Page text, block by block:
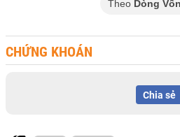
Theo Dòng
CHỨNG KHOÁN
Chia sẻ